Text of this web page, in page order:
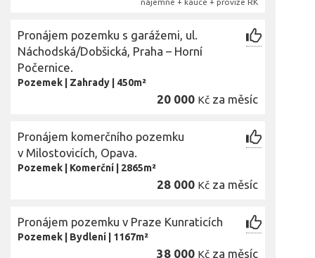
Pronájem pozemku s garážemi, ul.
Náchodská/Dobšická, Praha – Horní
Počernice.
Pozemek Zahrady 450m²
20 000 Kč za měsíc
Pronájem komerčního pozemku
v Milostovicích, Opava.
Pozemek Komerční 2865m²
28 000 Kč za měsíc
Pronájem pozemku v Praze Kunraticích
Pozemek Bydlení 1167m²
38 000 Kč za měsíc